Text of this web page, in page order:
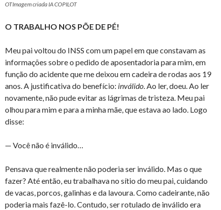
OTImagem criada IA COPILOT
O TRABALHO NOS PÕE DE PÉ!
Meu pai voltou do INSS com um papel em que constavam as
informações sobre o pedido de aposentadoria para mim, em
função do acidente que me deixou em cadeira de rodas aos 19
anos. A justificativa do benefício: inválido. Ao ler, doeu. Ao ler
novamente, não pude evitar as lágrimas de tristeza. Meu pai
olhou para mim e para a minha mãe, que estava ao lado. Logo
disse:
— Você não é inválido…
Pensava que realmente não poderia ser inválido. Mas o que
fazer? Até então, eu trabalhava no sítio do meu pai, cuidando
de vacas, porcos, galinhas e da lavoura. Como cadeirante, não
poderia mais fazê-lo. Contudo, ser rotulado de inválido era